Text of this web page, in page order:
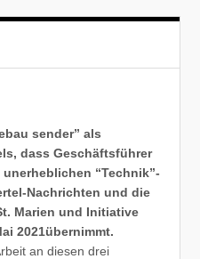
sender” als
dass Geschäftsführer
“Technik”-
Nachrichten und die
Marien und Initiative
2021übernimmt.
an diesen drei